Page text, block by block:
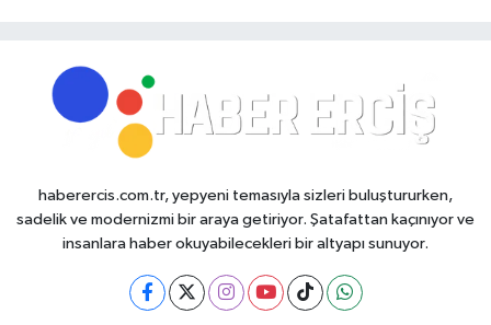
haberercis.com.tr, yepyeni temasıyla sizleri buluştururken,
sadelik ve modernizmi bir araya getiriyor. Şatafattan kaçınıyor ve
insanlara haber okuyabilecekleri bir altyapı sunuyor.